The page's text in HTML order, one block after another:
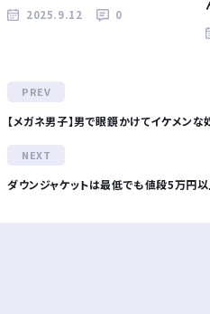
2025.9.12 0
【メガネ男子】男で眼鏡かけてイケメン
ダウンジャケットは最低でも値段5万円